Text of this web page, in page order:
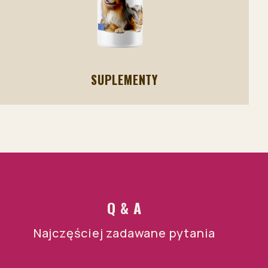
SUPLEMENTY
Q & A
Najczęściej zadawane pytania